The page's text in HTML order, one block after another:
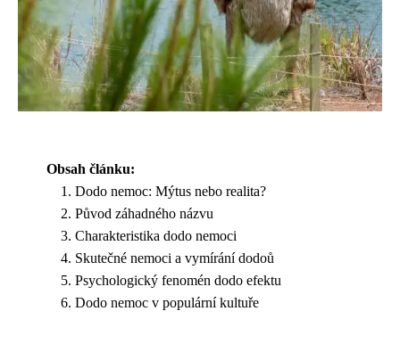
Obsah článku:
Dodo nemoc: Mýtus nebo realita?
Původ záhadného názvu
Charakteristika dodo nemoci
Skutečné nemoci a vymírání dodoů
Psychologický fenomén dodo efektu
Dodo nemoc v populární kultuře